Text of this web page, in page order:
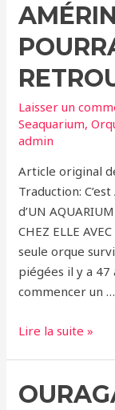
Laisser un
Seaquarium,
admin
Article original
Traduction: C’est
d’UN
CHEZ ELLE
seule orque
piégées il y a 47
commencer un …
LOLITA:
Amérindienne
Lire la suite »